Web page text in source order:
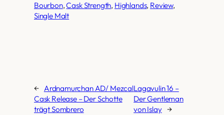
Bourbon, Cask Strength, Highlands, Review
Single Malt
← Ardnamurchan AD/ Mezcal
Cask Release – Der Schotte
trägt Sombrero
Lagavulin 16 –
Der Gentleman
von Islay →